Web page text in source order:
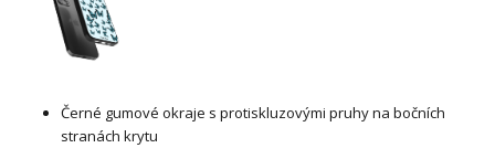
Černé gumové okraje s protiskluzovými pruhy na bočních
stranách krytu